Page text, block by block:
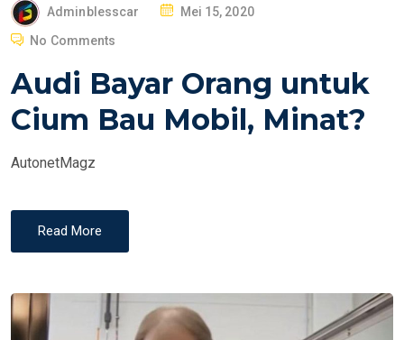
Adminblesscar
P
D
Mei 15, 2020
No Comments
Audi Bayar Orang untuk
Cium Bau Mobil, Minat?
AutonetMagz
Read More